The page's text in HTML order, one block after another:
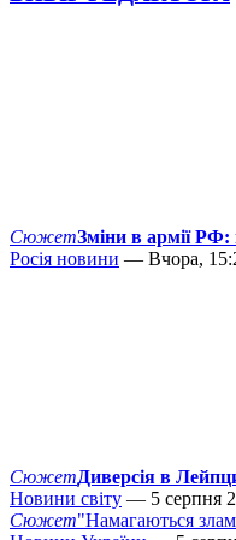
СюжетЗміни в армії РФ:
Росія новини — Вчора,
СюжетДиверсія в
Новини світу — 5 серпня
Сюжет"Намагаються